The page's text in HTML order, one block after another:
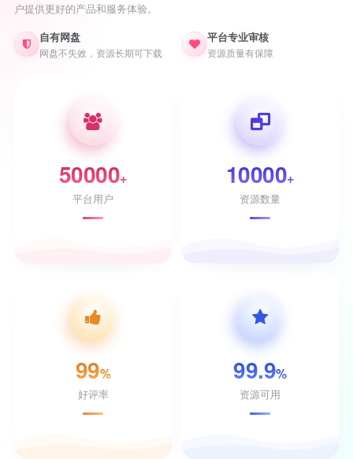
户提供更好的产品和服务体验。
自有网盘
网盘不失效，资源长期可下载
平台专业审核
资源质量有保障
50000+
平台用户
10000+
资源数量
99%
好评率
99.9%
资源可用